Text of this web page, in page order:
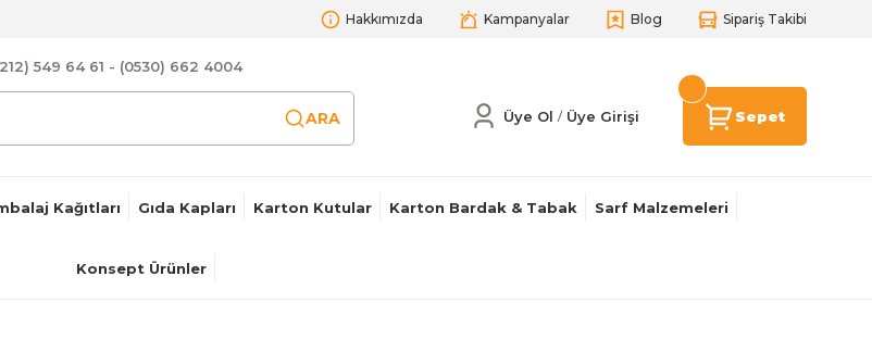
Hakkımızda Kampanyalar Blog Sipariş Takibi
549 64 61 - (0530) 662 4004
ARA Üye Ol / Üye Girişi Sepet
Kağıtları Gıda Kapları Karton Kutular Karton Bardak & Tabak Sarf Malzemeleri
Konsept Ürünler